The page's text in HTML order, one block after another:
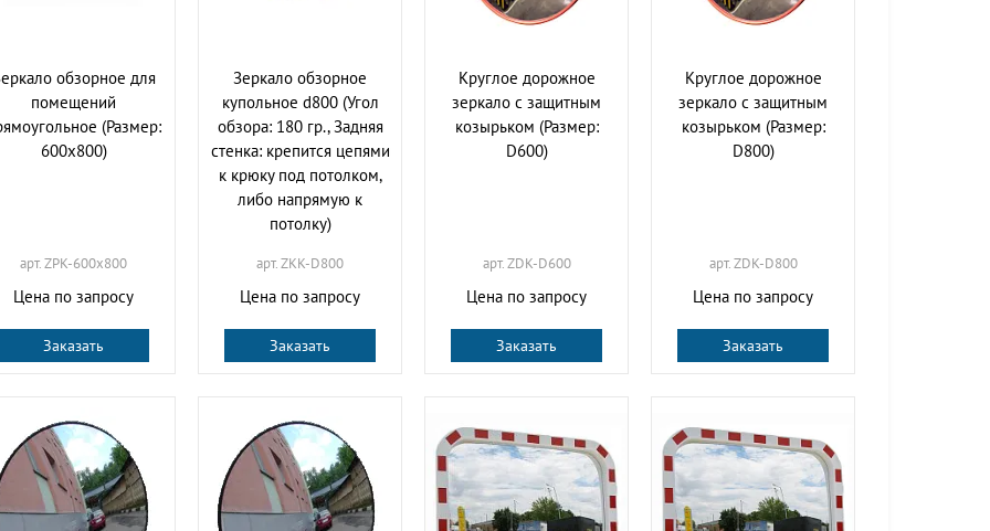
обзорное для
помещений
(Размер:
600х800)
арт. ZPK-600х800
Цена по запросу
Заказать
Зеркало обзорное
купольное d800 (Угол
обзора: 180 гр., Задняя
стенка: крепится цепями
к крюку под потолком,
либо напрямую к
потолку)
арт. ZKK-D800
Цена по запросу
Заказать
Круглое дорожное
зеркало с защитным
козырьком (Размер:
D600)
арт. ZDK-D600
Цена по запросу
Заказать
Круглое дорожное
зеркало с защитным
козырьком (Размер:
D800)
арт. ZDK-D800
Цена по запросу
Заказать